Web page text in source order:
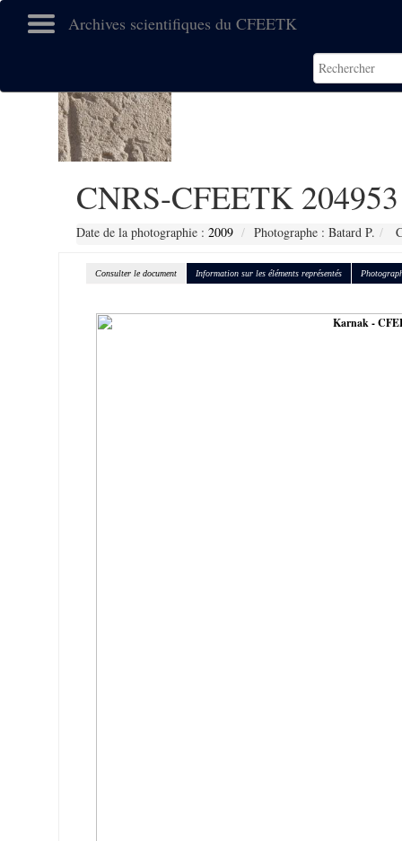
Archives scientifiques du CFEETK
CNRS-CFEETK 204953
Date de la photographie : 2009 Photographe : Batard P.
Consulter le document Information sur les éléments représentés